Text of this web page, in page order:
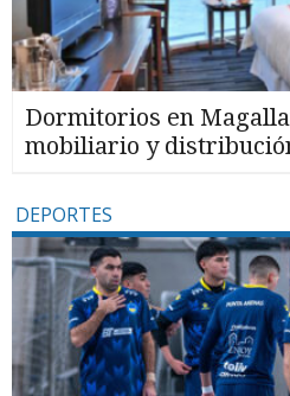
Dormitorios en
mobiliario y
DEPORTES